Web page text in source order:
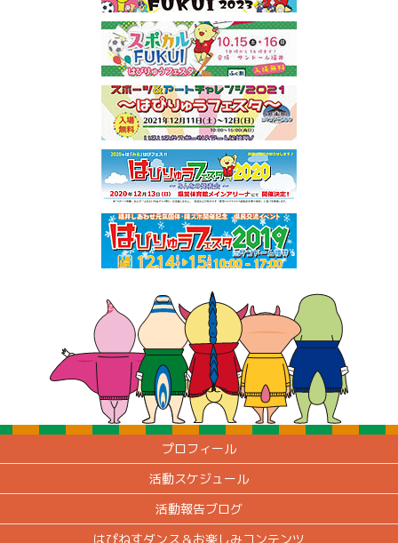
プロフィール
活動スケジュール
活動報告ブログ
はぴねすダンス＆お楽しみコンテンツ